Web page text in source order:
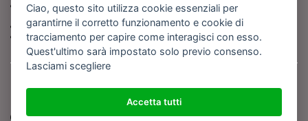
Iscriviti al nostro corso di
giornalismo
Compra i nostri libri
Entra in Barinedita Map
Copyright BARIREPORT s.a.s. All rights reserved - Tutte le fotografie recanti il
logo di Barinedita sono state commissionate da BARIREPORT s.a.s. che ne
detiene i Diritti d'Autore e sono state prodotte nell'anno 2012 e seguenti
(tranne che non vi sia uno specifico anno di scatto riportato)
Ciao, questo sito utilizza cookie essenziali per
garantirne il corretto funzionamento e cookie di
tracciamento per capire come interagisci con esso.
Quest'ultimo sarà impostato solo previo consenso.
Lasciami scegliere
Accetta tutti